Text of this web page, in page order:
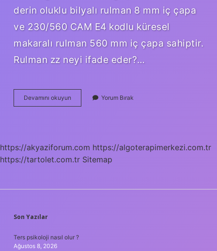
derin oluklu bilyalı rulman 8 mm iç çapa
ve 230/560 CAM E4 kodlu küresel
makaralı rulman 560 mm iç çapa sahiptir.
Rulman zz neyi ifade eder?…
Devamını okuyun
Üzerindeki
Yorum Bırak
https://akyaziforum.com https://algoterapimerkezi.com.tr
https://tartolet.com.tr Sitemap
SIDEBAR
Son Yazılar
Ters psikoloji nasıl olur ?
Ağustos 8, 2026